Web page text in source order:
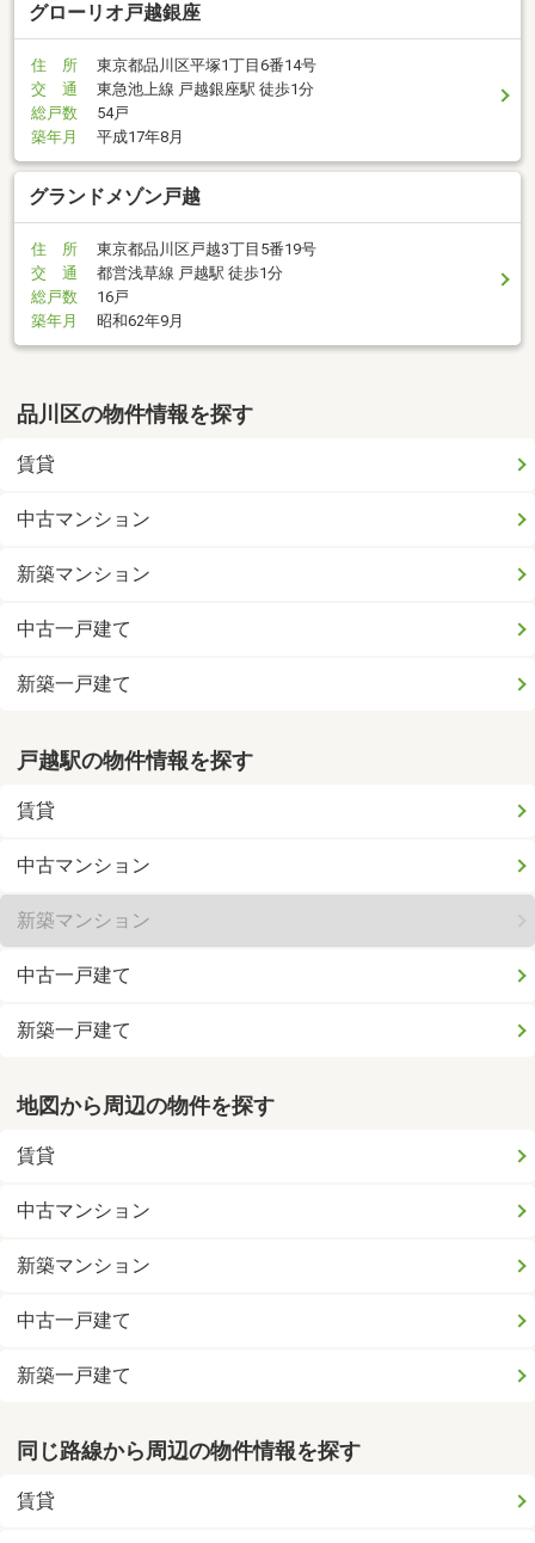
グローリオ戸越銀座
住 所
東京都品川区平塚1丁目6番14号
交 通
東急池上線 戸越銀座駅 徒歩1分
総戸数
54戸
築年月
平成17年8月
グランドメゾン戸越
住 所
東京都品川区戸越3丁目5番19号
交 通
都営浅草線 戸越駅 徒歩1分
総戸数
16戸
築年月
昭和62年9月
品川区の物件情報を探す
賃貸
中古マンション
新築マンション
中古一戸建て
新築一戸建て
戸越駅の物件情報を探す
賃貸
中古マンション
新築マンション
中古一戸建て
新築一戸建て
地図から周辺の物件を探す
賃貸
中古マンション
新築マンション
中古一戸建て
新築一戸建て
同じ路線から周辺の物件情報を探す
賃貸